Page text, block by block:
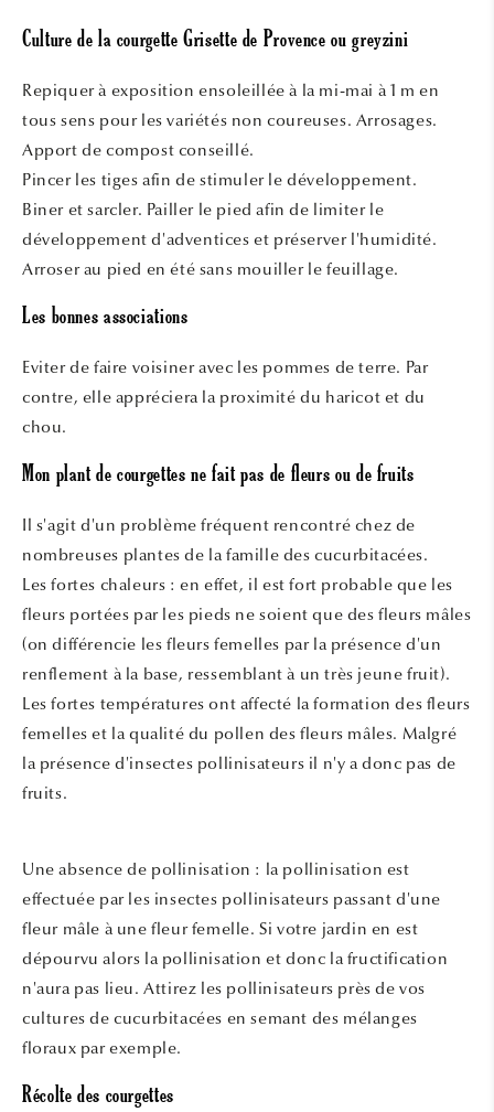
Culture de la courgette Grisette de Provence ou greyzini
Repiquer à exposition ensoleillée à la mi-mai à 1 m en
tous sens pour les variétés non coureuses. Arrosages.
Apport de compost conseillé.
Pincer les tiges afin de stimuler le développement.
Biner et sarcler. Pailler le pied afin de limiter le
développement d'adventices et préserver l'humidité.
Arroser au pied en été sans mouiller le feuillage.
Les bonnes associations
Eviter de faire voisiner avec les pommes de terre. Par
contre, elle appréciera la proximité du haricot et du
chou.
Mon plant de courgettes ne fait pas de fleurs ou de fruits
Il s'agit d'un problème fréquent rencontré chez de
nombreuses plantes de la famille des cucurbitacées.
Les fortes chaleurs : en effet, il est fort probable que les
fleurs portées par les pieds ne soient que des fleurs mâles
(on différencie les fleurs femelles par la présence d'un
renflement à la base, ressemblant à un très jeune fruit).
Les fortes températures ont affecté la formation des fleurs
femelles et la qualité du pollen des fleurs mâles. Malgré
la présence d'insectes pollinisateurs il n'y a donc pas de
fruits.
Une absence de pollinisation : la pollinisation est
effectuée par les insectes pollinisateurs passant d'une
fleur mâle à une fleur femelle. Si votre jardin en est
dépourvu alors la pollinisation et donc la fructification
n'aura pas lieu. Attirez les pollinisateurs près de vos
cultures de cucurbitacées en semant des mélanges
floraux par exemple.
Récolte des courgettes